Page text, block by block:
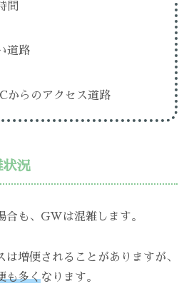
間
道路
からのアクセス道路
状況
合も、GWは混雑します。
は増便されることがありますが、
も多くなります。